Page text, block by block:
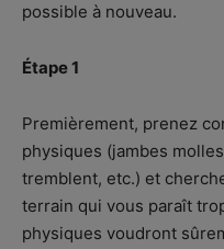
possible à nouveau.
Étape 1
Premièrement, prenez
physiques (jambes
tremblent, etc.) et
terrain qui vous paraît
physiques voudront